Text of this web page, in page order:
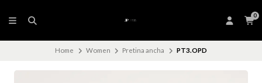
0
Home Women Pretina ancha PT3.OPD